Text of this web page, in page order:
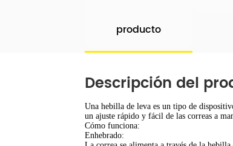
producto
Descripción del
Una hebilla de leva es un tipo de
un ajuste rápido y fácil de las correas a
Cómo funciona:
Enhebrado: